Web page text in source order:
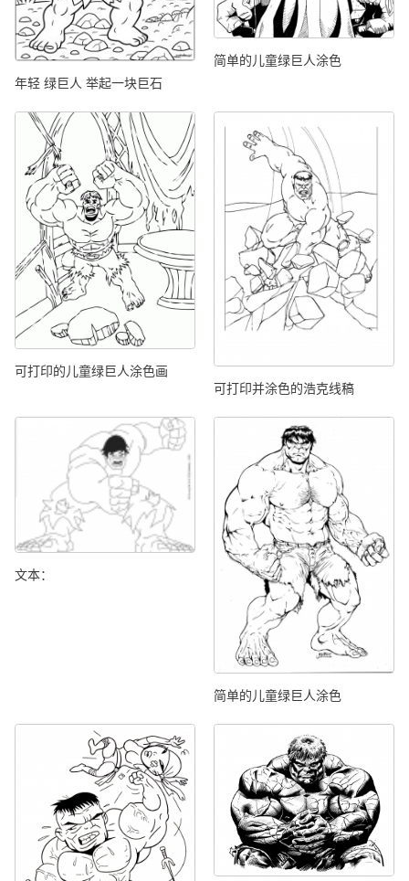
年轻 绿巨人 举起一块巨石
简单的儿童绿巨人涂色
可打印的儿童绿巨人涂色画
可打印并涂色的浩克线稿
文本：
简单的儿童绿巨人涂色